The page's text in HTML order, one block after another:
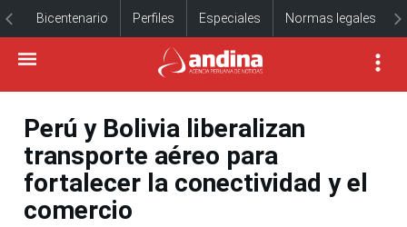
Bicentenario Perfiles Especiales Normas legales
Perú y Bolivia liberalizan
transporte aéreo para
fortalecer la conectividad y el
comercio